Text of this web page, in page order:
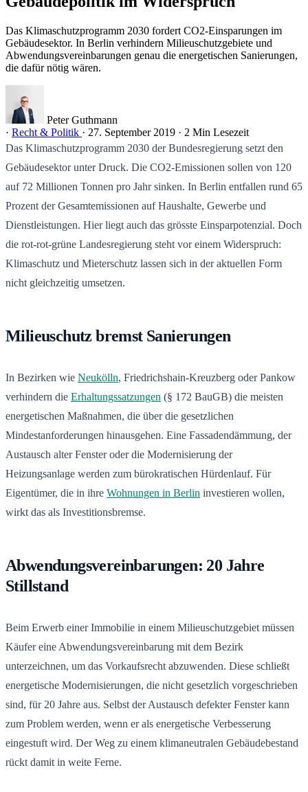
Das Klimaschutzprogramm 2030 fordert CO2-Einsparungen im
Gebäudesektor. In Berlin verhindern Milieuschutzgebiete und
Abwendungsvereinbarungen genau die energetischen Sanierungen,
die dafür nötig wären.
Peter Guthmann
· Recht & Politik · 27. September 2019 · 2 Min Lesezeit
Das Klimaschutzprogramm 2030 der Bundesregierung setzt den
Gebäudesektor unter Druck. Die CO2-Emissionen sollen von 120
auf 72 Millionen Tonnen pro Jahr sinken. In Berlin entfallen rund 65
Prozent der Gesamtemissionen auf Haushalte, Gewerbe und
Dienstleistungen. Hier liegt auch das grösste Einsparpotenzial. Doch
die rot-rot-grüne Landesregierung steht vor einem Widerspruch:
Klimaschutz und Mieterschutz lassen sich in der aktuellen Form
nicht gleichzeitig umsetzen.
Milieuschutz bremst Sanierungen
In Bezirken wie Neukölln, Friedrichshain-Kreuzberg oder Pankow
verhindern die Erhaltungssatzungen (§ 172 BauGB) die meisten
energetischen Maßnahmen, die über die gesetzlichen
Mindestanforderungen hinausgehen. Eine Fassadendämmung, der
Austausch alter Fenster oder die Modernisierung der
Heizungsanlage werden zum bürokratischen Hürdenlauf. Für
Eigentümer, die in ihre Wohnungen in Berlin investieren wollen,
wirkt das als Investitionsbremse.
Abwendungsvereinbarungen: 20 Jahre
Stillstand
Beim Erwerb einer Immobilie in einem Milieuschutzgebiet müssen
Käufer eine Abwendungsvereinbarung mit dem Bezirk
unterzeichnen, um das Vorkaufsrecht abzuwenden. Diese schließt
energetische Modernisierungen, die nicht gesetzlich vorgeschrieben
sind, für 20 Jahre aus. Selbst der Austausch defekter Fenster kann
zum Problem werden, wenn er als energetische Verbesserung
eingestuft wird. Der Weg zu einem klimaneutralen Gebäudebestand
rückt damit in weite Ferne.